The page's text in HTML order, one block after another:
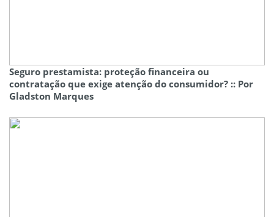
Seguro prestamista: proteção financeira ou
contratação que exige atenção do consumidor? :: Por
Gladston Marques